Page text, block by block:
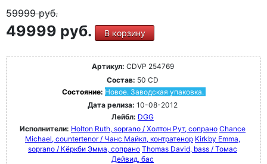
59999руб.
49999 руб. В корзину
Артикул: CDVP 254769
Состав: 50 CD
Состояние: Новое. Заводская упаковка.
Дата релиза: 10-08-2012
Лейбл: DGG
Исполнители: Holton Ruth, soprano / Холтон Рут, сопрано Chance
Michael, countertenor / Чанс Майкл, контратенор Kirkby Emma,
soprano / Кёркби Эмма, сопрано Thomas David, bass / Томас
Дейвид, бас